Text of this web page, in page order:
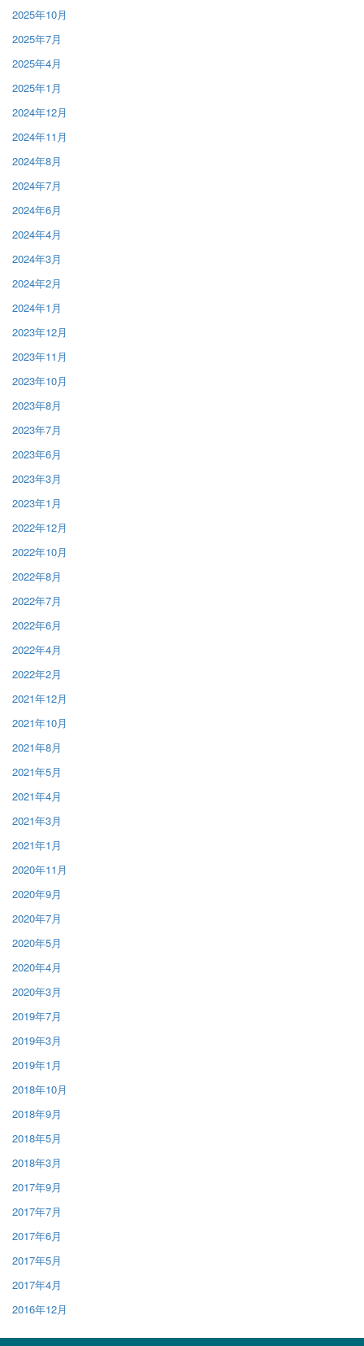
2025年10月
2025年7月
2025年4月
2025年1月
2024年12月
2024年11月
2024年8月
2024年7月
2024年6月
2024年4月
2024年3月
2024年2月
2024年1月
2023年12月
2023年11月
2023年10月
2023年8月
2023年7月
2023年6月
2023年3月
2023年1月
2022年12月
2022年10月
2022年8月
2022年7月
2022年6月
2022年4月
2022年2月
2021年12月
2021年10月
2021年8月
2021年5月
2021年4月
2021年3月
2021年1月
2020年11月
2020年9月
2020年7月
2020年5月
2020年4月
2020年3月
2019年7月
2019年3月
2019年1月
2018年10月
2018年9月
2018年5月
2018年3月
2017年9月
2017年7月
2017年6月
2017年5月
2017年4月
2016年12月